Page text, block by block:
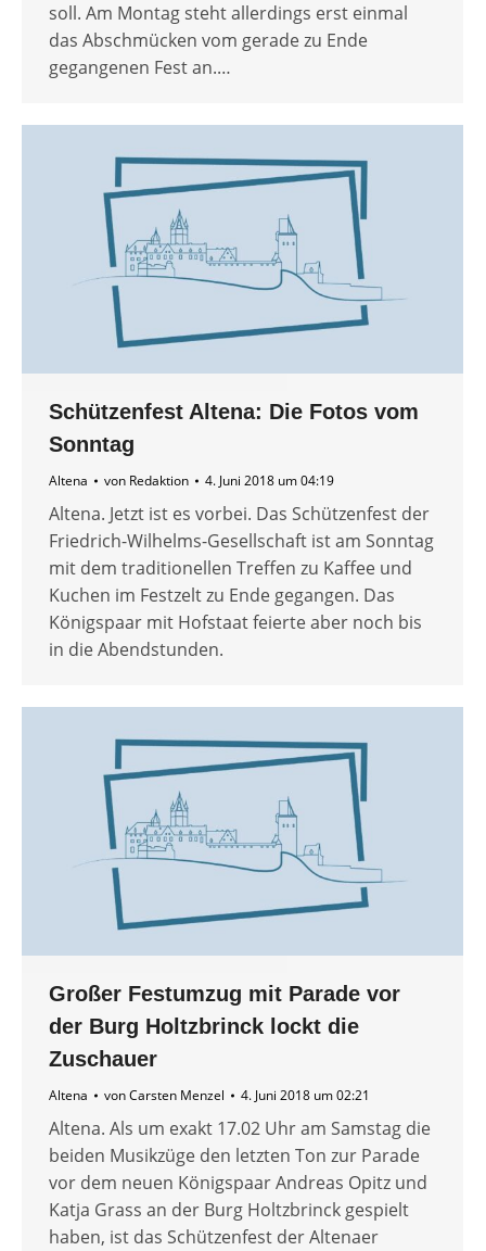
soll. Am Montag steht allerdings erst einmal
das Abschmücken vom gerade zu Ende
gegangenen Fest an.…
Schützenfest Altena: Die Fotos vom
Sonntag
Altena von Redaktion 4. Juni 2018 um 04:19
Altena. Jetzt ist es vorbei. Das Schützenfest der
Friedrich-Wilhelms-Gesellschaft ist am Sonntag
mit dem traditionellen Treffen zu Kaffee und
Kuchen im Festzelt zu Ende gegangen. Das
Königspaar mit Hofstaat feierte aber noch bis
in die Abendstunden.
Großer Festumzug mit Parade vor
der Burg Holtzbrinck lockt die
Zuschauer
Altena vonCarsten Menzel 4. Juni 2018 um 02:21
Altena. Als um exakt 17.02 Uhr am Samstag die
beiden Musikzüge den letzten Ton zur Parade
vor dem neuen Königspaar Andreas Opitz und
Katja Grass an der Burg Holtzbrinck gespielt
haben, ist das Schützenfest der Altenaer